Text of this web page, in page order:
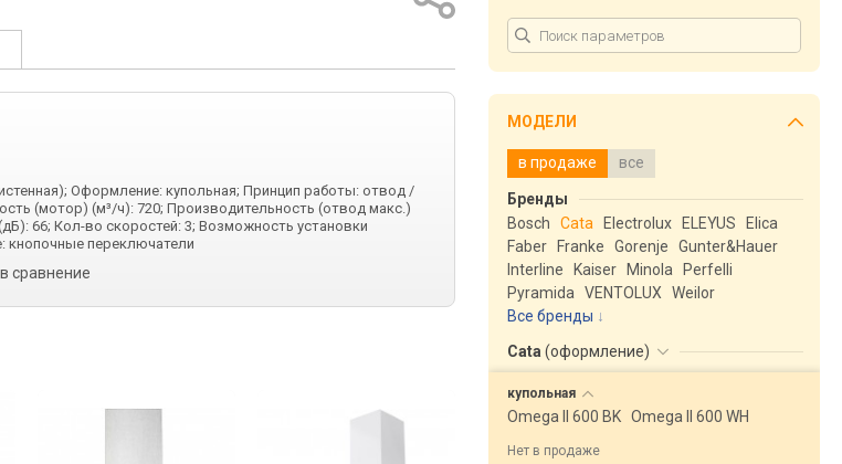
Оформление: купольная; Принцип работы: отвод /
(мотор) (м³/ч): 720; Производительность (отвод макс.)
66; Кол-во скоростей: 3; Возможность установки
кнопочные переключатели
сравнение
МОДЕЛИ
в продаже все
Бренды
Bosch
Cata Electrolux ELEYUS
Elica
Faber
Franke Gorenje
Gunter&Hauer
Interline
Kaiser Minola
Perfelli
Pyramida
VENTOLUX
Weilor
Все бренды
Cata (оформление)
купольная
Omega II 600 BK Omega II 600 WH
Нет в продаже